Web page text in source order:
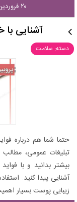
۲۰ فروردین ۱۳۹۶ - ۱۳:۲۹
آشنایی با
دسته: سلامت
حتما شما هم درباره
تبلیغات عمومی،
بیشتر بدانید و با
آشنایی پیدا کنید.
زیبایی پوست بسیار